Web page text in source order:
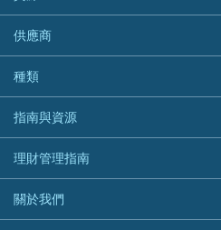
Rabbit Credit月兔信貸
Standard Chartered 渣打銀行
UA 亞洲聯合財務
WeLab Bank
WeLend 貸款
Airwallex信用卡
長者嘆世界
家庭親子遊
自駕遊比較
相機有得保
專為孕婦設計的最佳旅遊保險
最佳滑雪旅遊保險
最適合BB的旅遊保險
Bolttech 保特
Blue Cross 藍十字
中國平安
HSBC滙豐銀行
MSIG 三井住友
Prudential 保誠
Zurich蘇黎世汽車保險
QBE昆士蘭汽車保險
平安汽車保險
uSMART 盈立證券
華盛証券
長橋證券
WeBull微牛證券
漲樂全球通｜華泰國際
OSL
Webull微牛證券好唔好？
Longbridge長橋證券好唔好？
老虎證券好唔好？
華盛証券好唔好？
漲樂全球通好唔好？
IB盈透證券好唔好？
盈立證券 uSMART 好唔好？
Stashaway好唔好？
股票戶口開戶
證券行邊間好？
港股5隻高息ETF精選
什麼是ETF？
香港30大高息股排行
黃金ETF懶人包
最值得注意的比特幣ETF
選股策略：五步調查攻略
供應商
銀行戶口比較
尊尚銀行戶口
Citi Plus
中信銀行inMotion
Airwallex銀行
種類
定期存款
港元定存
人民幣定存
美元定存
英鎊定存
指南與資源
理財資訊
識慳識賺
債務管理
理財管理指南
常用相關詞彙
MoneyHero電子報
關於我們